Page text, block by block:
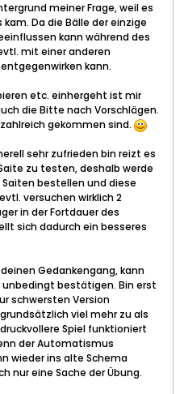
meiner Frage, weil es
Da die Bälle der einzige
kann während des
mit einer anderen
kann.
etc. einhergeht ist mir
die Bitte nach Vorschlägen.
gekommen sind.
sehr zufrieden bin reizt es
zu testen, deshalb werde
bestellen und diese
versuchen wirklich 2
in der Fortdauer des
sich dadurch ein besseres
Gedankengang, kann
bestätigen. Bin erst
schwersten Version
viel mehr zu als
Spiel funktioniert
der Automatismus
wieder ins alte Schema
nur eine Sache der Übung.